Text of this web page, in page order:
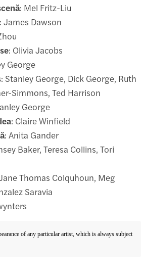
: Mel Fritz-Liu
: James Dawson
: Olivia Jacobs
George
: Stanley George, Dick George, Ruth
Simmons, Ted Harrison
George
: Claire Winfield
: Anita Gander
Baker, Teresa Collins, Tori
Thomas Colquhoun, Meg
Saravia
of any particular artist, which is always subject